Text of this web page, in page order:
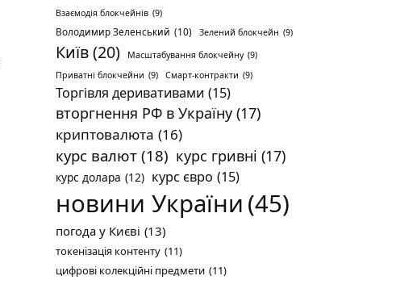
Взаємодія блокчейнів (9)
Володимир Зеленський (10) Зелений блокчейн (9)
Київ(20) Масштабування блокчейну (9)
Приватні блокчейни (9) Смарт-контракти (9)
Торгівля деривативами (15)
вторгнення РФ в Україну (17)
криптовалюта (16)
курс валют (18) курс гривні (17)
курс долара (12) курс євро (15)
новини України (45)
погода у Києві (13)
токенізація контенту (11)
цифрові колекційні предмети (11)